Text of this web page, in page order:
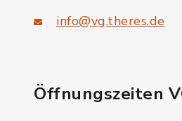
info@vg.theres.de
Öffnungszeiten